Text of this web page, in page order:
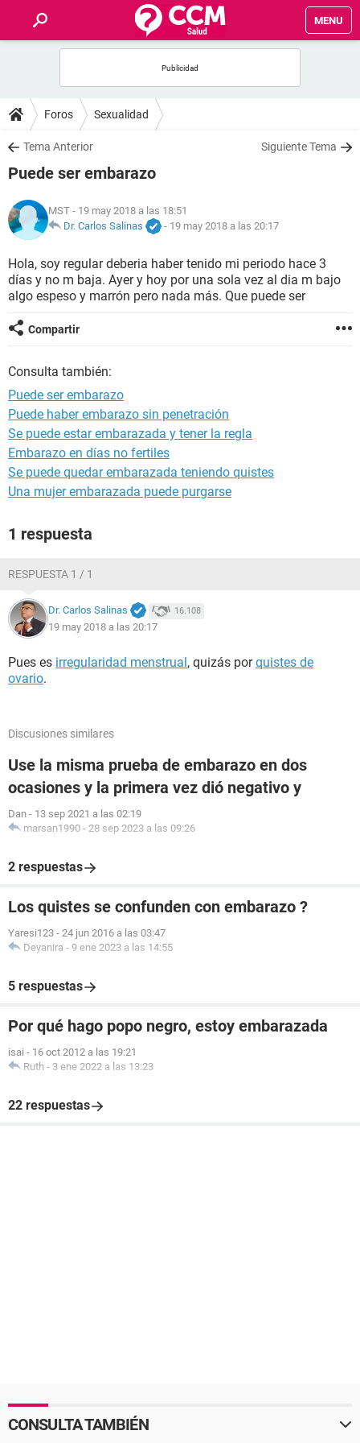
MENU
FOROS
SALUD
NUTRICIÓN
BIENESTAR
Foros Sexualidad
Tema Anterior Siguiente Tema
Puede ser embarazo
MST - 19 may 2018 a las 18:51
Dr. Carlos Salinas
- 19 may 2018 a las 20:17
Hola, soy regular deberia haber tenido mi periodo hace 3
días y no m baja. Ayer y hoy por una sola vez al dia m bajo
algo espeso y marrón pero nada más. Que puede ser
Compartir
Consulta también:
Puede ser embarazo
Puede haber embarazo sin penetración
Se puede estar embarazada y tener la regla
Embarazo en días no fertiles
Se puede quedar embarazada teniendo quistes
Una mujer embarazada puede purgarse
1 respuesta
RESPUESTA 1 / 1
Dr. Carlos Salinas 16.108
19 may 2018 a las 20:17
Pues es irregularidad menstrual, quizás porquistes de
ovario.
Discusiones similares
Use la misma prueba de embarazo en dos
ocasiones y la primera vez dió negativo y
Dan - 13 sep 2021 a las 02:19
marsan1990 - 28 sep 2023 a las 09:26
2 respuestas
Los quistes se confunden con embarazo ?
Yaresi123 - 24 jun 2016 a las 03:47
Deyanira - 9 ene 2023 a las 14:55
5 respuestas
Por qué hago popo negro, estoy embarazada
isai - 16 oct 2012 a las 19:21
Ruth - 3 ene 2022 a las 13:23
22 respuestas
CONSULTA TAMBIÉN